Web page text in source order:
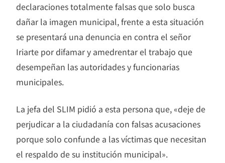
declaraciones totalmente falsas que solo busca
dañar la imagen municipal, frente a esta situación
se presentará una denuncia en contra el señor
Iriarte por difamar y amedrentar el trabajo que
desempeñan las autoridades y funcionarias
municipales.
La jefa del SLIM pidió a esta persona que, «deje de
perjudicar a la ciudadanía con falsas acusaciones
porque solo confunde a las víctimas que necesitan
el respaldo de su institución municipal».